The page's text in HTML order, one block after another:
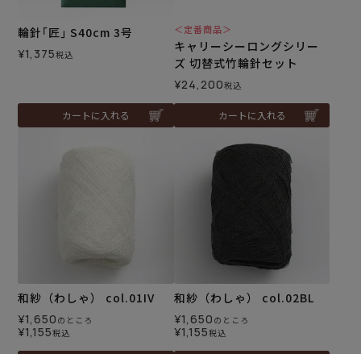
輪針｢匠｣ S40cm 3号
¥1,375税込
カートに入れる
＜定番商品＞
キャリーシーロングシリー
ズ 切替式竹輪針セット
¥24,200税込
カートに入れる
和紗（わしゃ） col.01IV
¥1,650 のところ
¥1,155税込
和紗（わしゃ） col.02BL
¥1,650 のところ
¥1,155税込